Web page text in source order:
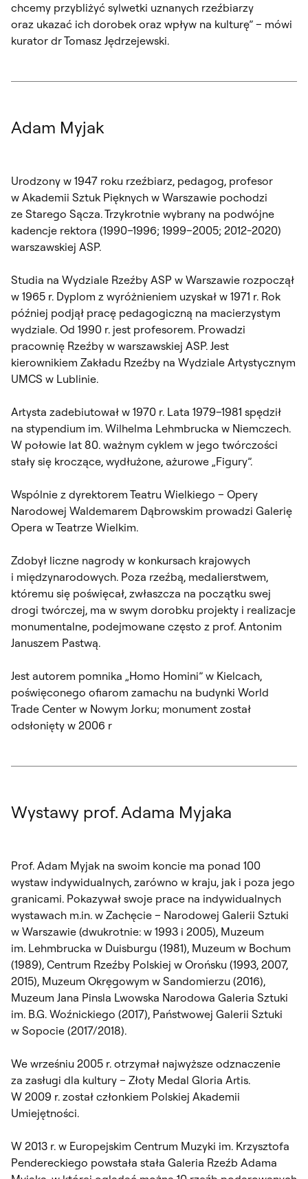
chcemy przybliżyć sylwetki uznanych rzeźbiarzy
oraz ukazać ich dorobek oraz wpływ na kulturę” – mówi
kurator dr Tomasz Jędrzejewski.
Adam Myjak
Urodzony w 1947 roku rzeźbiarz, pedagog, profesor
w Akademii Sztuk Pięknych w Warszawie pochodzi
ze Starego Sącza. Trzykrotnie wybrany na podwójne
kadencje rektora (1990–1996; 1999–2005; 2012-2020)
warszawskiej ASP.
Studia na Wydziale Rzeźby ASP w Warszawie rozpoczął
w 1965 r. Dyplom z wyróżnieniem uzyskał w 1971 r. Rok
później podjął pracę pedagogiczną na macierzystym
wydziale. Od 1990 r. jest profesorem. Prowadzi
pracownię Rzeźby w warszawskiej ASP. Jest
kierownikiem Zakładu Rzeźby na Wydziale Artystycznym
UMCS w Lublinie.
Artysta zadebiutował w 1970 r. Lata 1979–1981 spędził
na stypendium im. Wilhelma Lehmbrucka w Niemczech.
W połowie lat 80. ważnym cyklem w jego twórczości
stały się kroczące, wydłużone, ażurowe „Figury”.
Wspólnie z dyrektorem Teatru Wielkiego – Opery
Narodowej Waldemarem Dąbrowskim prowadzi Galerię
Opera w Teatrze Wielkim.
Zdobył liczne nagrody w konkursach krajowych
i międzynarodowych. Poza rzeźbą, medalierstwem,
któremu się poświęcał, zwłaszcza na początku swej
drogi twórczej, ma w swym dorobku projekty i realizacje
monumentalne, podejmowane często z prof. Antonim
Januszem Pastwą.
Jest autorem pomnika „Homo Homini” w Kielcach,
poświęconego ofiarom zamachu na budynki World
Trade Center w Nowym Jorku; monument został
odsłonięty w 2006 r
Wystawy prof. Adama Myjaka
Prof. Adam Myjak na swoim koncie ma ponad 100
wystaw indywidualnych, zarówno w kraju, jak i poza jego
granicami. Pokazywał swoje prace na indywidualnych
wystawach m.in. w Zachęcie – Narodowej Galerii Sztuki
w Warszawie (dwukrotnie: w 1993 i 2005), Muzeum
im. Lehmbrucka w Duisburgu (1981), Muzeum w Bochum
(1989), Centrum Rzeźby Polskiej w Orońsku (1993, 2007,
2015), Muzeum Okręgowym w Sandomierzu (2016),
Muzeum Jana Pinsla Lwowska Narodowa Galeria Sztuki
im. B.G. Woźnickiego (2017), Państwowej Galerii Sztuki
w Sopocie (2017/2018).
We wrześniu 2005 r. otrzymał najwyższe odznaczenie
za zasługi dla kultury – Złoty Medal Gloria Artis.
W 2009 r. został członkiem Polskiej Akademii
Umiejętności.
W 2013 r. w Europejskim Centrum Muzyki im. Krzysztofa
Pendereckiego powstała stała Galeria Rzeźb Adama